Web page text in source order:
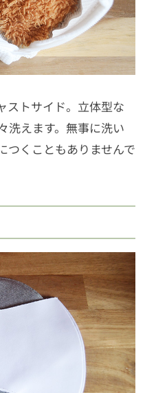
ストサイド。立体型な
洗えます。無事に洗い
つくこともありませんで